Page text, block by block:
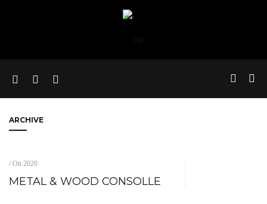
ARCHIVE
/ Ott 2020
METAL & WOOD CONSOLLE